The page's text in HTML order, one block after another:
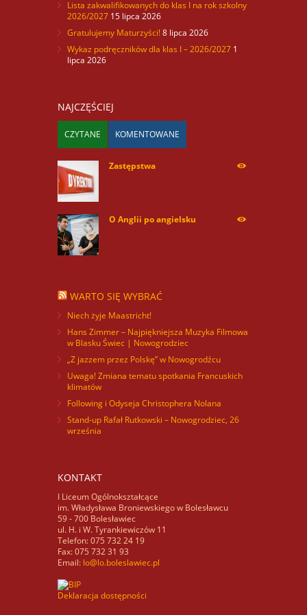
Lista zakwalifikowanych do klas I na rok szkolny
2026/2027 15 lipca 2026
Gratulujemy Maturzyści!8 lipca 2026
Wykaz podręczników dla klas I – 2026/2027 1
lipca 2026
NAJCZĘŚCIEJ
CZYTANE KOMENTOWANE
Zastępstwa
O Anglii po angielsku
WARTO SIĘ WYBRAĆ
Niech żyje Maastricht!
Hans Zimmer – Najpiękniejsza Muzyka Filmowa
w Blasku Świec | Nowogrodziec
„Z jazzem przez Polskę” w Nowogrodźcu
Uwaga! Zmiana tematu spotkania Francuskich
klimatów
Following i Odyseja Christophera Nolana
Stand-up Rafał Rutkowski – Nowogrodziec, 26
września
KONTAKT
I Liceum Ogólnokształcące
im. Władysława Broniewskiego w Bolesławcu
59 - 700 Bolesławiec
ul. H. i W. Tyrankiewiczów 11
Telefon: 075 732 24 19
Fax: 075 732 31 93
Email: lo@lo.boleslawiec.pl
Deklaracja dostępności